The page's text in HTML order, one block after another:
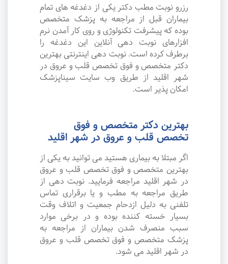
رزرو نوبت مطب دکتر یکی از دغدغه های تمام
بیماران قبل از مراجعه به پزشک متخصص
بوده که پیشرفت تکنولوژی و روی کار آمدن نرم
افزارهای نوبت دهی آنلاین این دغدغه را
برطرف کرده است. نوبت دهی اینترنتی بهترین
دکتر متخصص و فوق تخصص قلب و عروق در
شهر اقلید از طریق وب سایت سیناپزشک
امکان پذیر است.
بهترین دکتر متخصص و فوق
تخصص قلب و عروق در شهر اقلید
اگر مبتلا به بیماری هستید می توانید به یکی از
بهترین متخصص و فوق تخصص قلب و عروق
در شهر اقلید مراجعه فرمایید. نوبت دهی از
طریق مراجعه به مطب و یا برقراری تماس
تلفنی به دلیل ازدحام جمعیت و اتلاف وقت
بسیار خسته کننده بوده و در برخی موارد
سبب منصرف شدن بیماران از مراجعه به
پزشک متخصص و فوق تخصص قلب و عروق
در شهر اقلید می شود.